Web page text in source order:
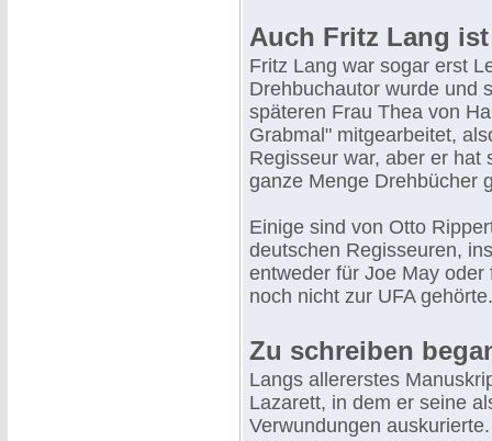
Auch Fritz Lang
Fritz Lang war sogar erst
Drehbuchautor wurde und
späteren Frau Thea von
Grabmal" mitgearbeitet,
Regisseur war, aber er hat
ganze Menge Drehbücher
Einige sind von Otto
deutschen Regisseuren,
entweder für Joe May
noch nicht zur UFA gehörte.
Zu schreiben
Langs allererstes
Lazarett, in dem er seine
Verwundungen